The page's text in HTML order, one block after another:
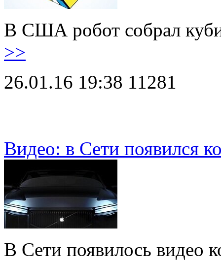
В США робот собрал
>>
26.01.16 19:38 11281
Видео: в Сети появился
В Сети появилось видео